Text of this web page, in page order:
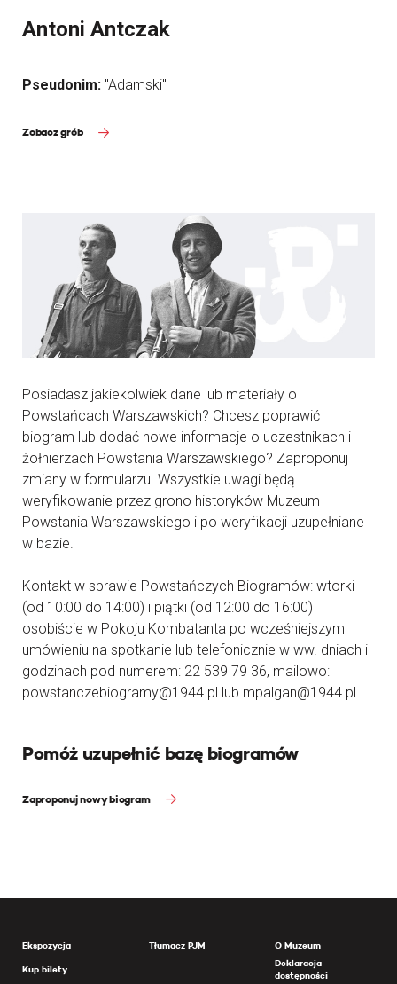
Antoni Antczak
Pseudonim: "Adamski"
Zobacz grób
Posiadasz jakiekolwiek dane lub materiały o
Powstańcach Warszawskich? Chcesz poprawić
biogram lub dodać nowe informacje o uczestnikach i
żołnierzach Powstania Warszawskiego? Zaproponuj
zmiany w formularzu. Wszystkie uwagi będą
weryfikowanie przez grono historyków Muzeum
Powstania Warszawskiego i po weryfikacji uzupełniane
w bazie.
Kontakt w sprawie Powstańczych Biogramów: wtorki
(od 10:00 do 14:00) i piątki (od 12:00 do 16:00)
osobiście w Pokoju Kombatanta po wcześniejszym
umówieniu na spotkanie lub telefonicznie w ww. dniach i
godzinach pod numerem: 22 539 79 36, mailowo:
powstanczebiogramy@1944.pl lub mpalgan@1944.pl
Pomóż uzupełnić bazę biogramów
Zaproponuj nowy biogram
Ekspozycja
Kup bilety
Tłumacz PJM
O Muzeum
Deklaracja
dostępności